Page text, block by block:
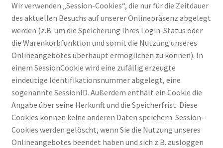
Wir verwenden „Session-Cookies“, die nur für die Zeitdauer
des aktuellen Besuchs auf unserer Onlinepräsenz abgelegt
werden (z.B. um die Speicherung Ihres Login-Status oder
die Warenkorbfunktion und somit die Nutzung unseres
Onlineangebotes überhaupt ermöglichen zu können). In
einem SessionCookie wird eine zufällig erzeugte
eindeutige Identifikationsnummer abgelegt, eine
sogenannte SessionID. Außerdem enthält ein Cookie die
Angabe über seine Herkunft und die Speicherfrist. Diese
Cookies können keine anderen Daten speichern. Session-
Cookies werden gelöscht, wenn Sie die Nutzung unseres
Onlineangebotes beendet haben und sich z.B. ausloggen